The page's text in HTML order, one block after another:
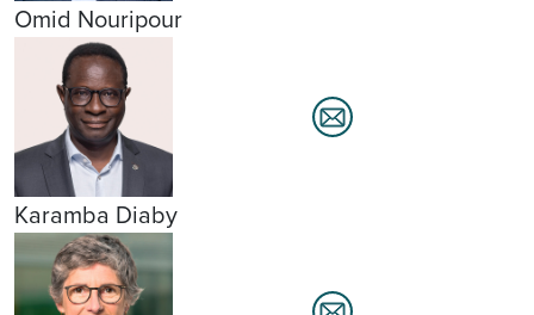
Omid Nouripour
Karamba Diaby